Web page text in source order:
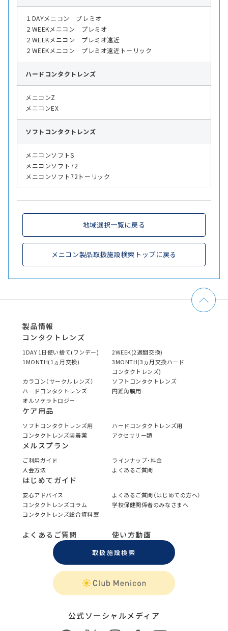
１DAYメニコン プレミオ
２WEEKメニコン プレミオ
２WEEKメニコン プレミオ遠近
２WEEKメニコン プレミオ遠近トーリック
ハード コンタクトレンズ
メニコンZ
メニコンEX
ソフト コンタクトレンズ
メニコンソフトS
メニコンソフト72
メニコンソフト72トーリック
地域選択一覧に戻る
メニコン製品取扱施設検索トップに戻る
製品情報
コンタクトレンズ
1DAY 1日使い捨て(ワンデー)
2WEEK(2週間交換)
1MONTH(1ヵ月交換)
3MONTH(3ヵ月交換ハード
コンタクトレンズ)
カラコン（サークルレンズ）
ソフトコンタクトレンズ
ハードコンタクトレンズ
円錐角膜用
オルソケラトロジー
ケア用品
ソフトコンタクトレンズ用
ハードコンタクトレンズ用
コンタクトレンズ装着薬
アクセサリー類
メルスプラン
ご利用ガイド
ラインナップ・料金
入会方法
よくあるご質問
はじめてガイド
安心アドバイス
よくあるご質問（はじめての方へ）
コンタクトレンズコラム
学校保健関係者のみなさまへ
コンタクトレンズ総合資料室
よくあるご質問 使い方動画
取扱施設検索
公式ソーシャルメディア